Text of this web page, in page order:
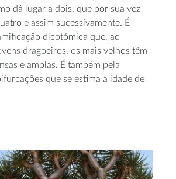
dá lugar a dois, que por sua vez
e assim sucessivamente. É
dicotómica que, ao
dragoeiros, os mais velhos têm
e amplas. É também pela
que se estima a idade de